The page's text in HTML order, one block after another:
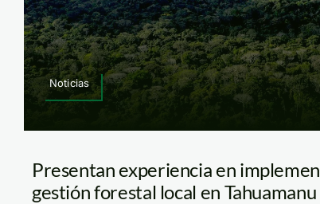
Noticias
Presentan experiencia en
gestión forestal local en Tahuamanu